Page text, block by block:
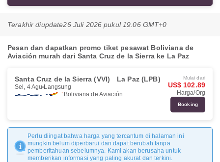
Terakhir diupdate26 Juli 2026 pukul 19.06 GMT+0
Pesan dan dapatkan promo tiket pesawat Boliviana de
Aviación murah dari Santa Cruz de la Sierra ke La Paz
Santa Cruz de la Sierra (VVI) La Paz (LPB)
Sel, 4 Agu Langsung
Boliviana de Aviación
Mulai dari
US$ 102.89
Harga/Org
Booking
Perlu diingat bahwa harga yang tercantum di halaman ini
mungkin belum diperbarui dan dapat berubah tanpa
pemberitahuan sebelumnya. Kami akan berusaha untuk
memberikan informasi yang paling akurat dan terkini.